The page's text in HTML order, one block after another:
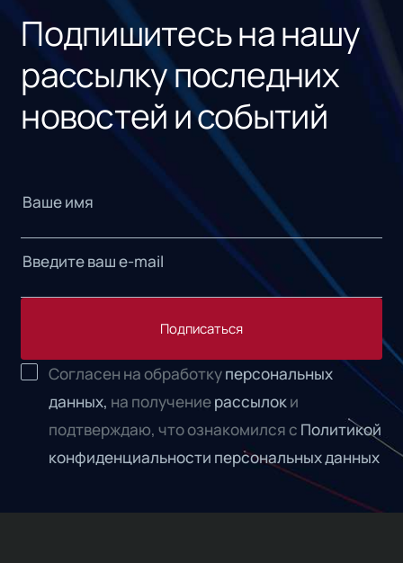
Подпишитесь на нашу
рассылку последних
новостей и событий
Подписаться
Согласен на обработкуперсональных
данных, на получениерассылоки
подтверждаю, что ознакомился с Политикой
конфиденциальности персональных данных